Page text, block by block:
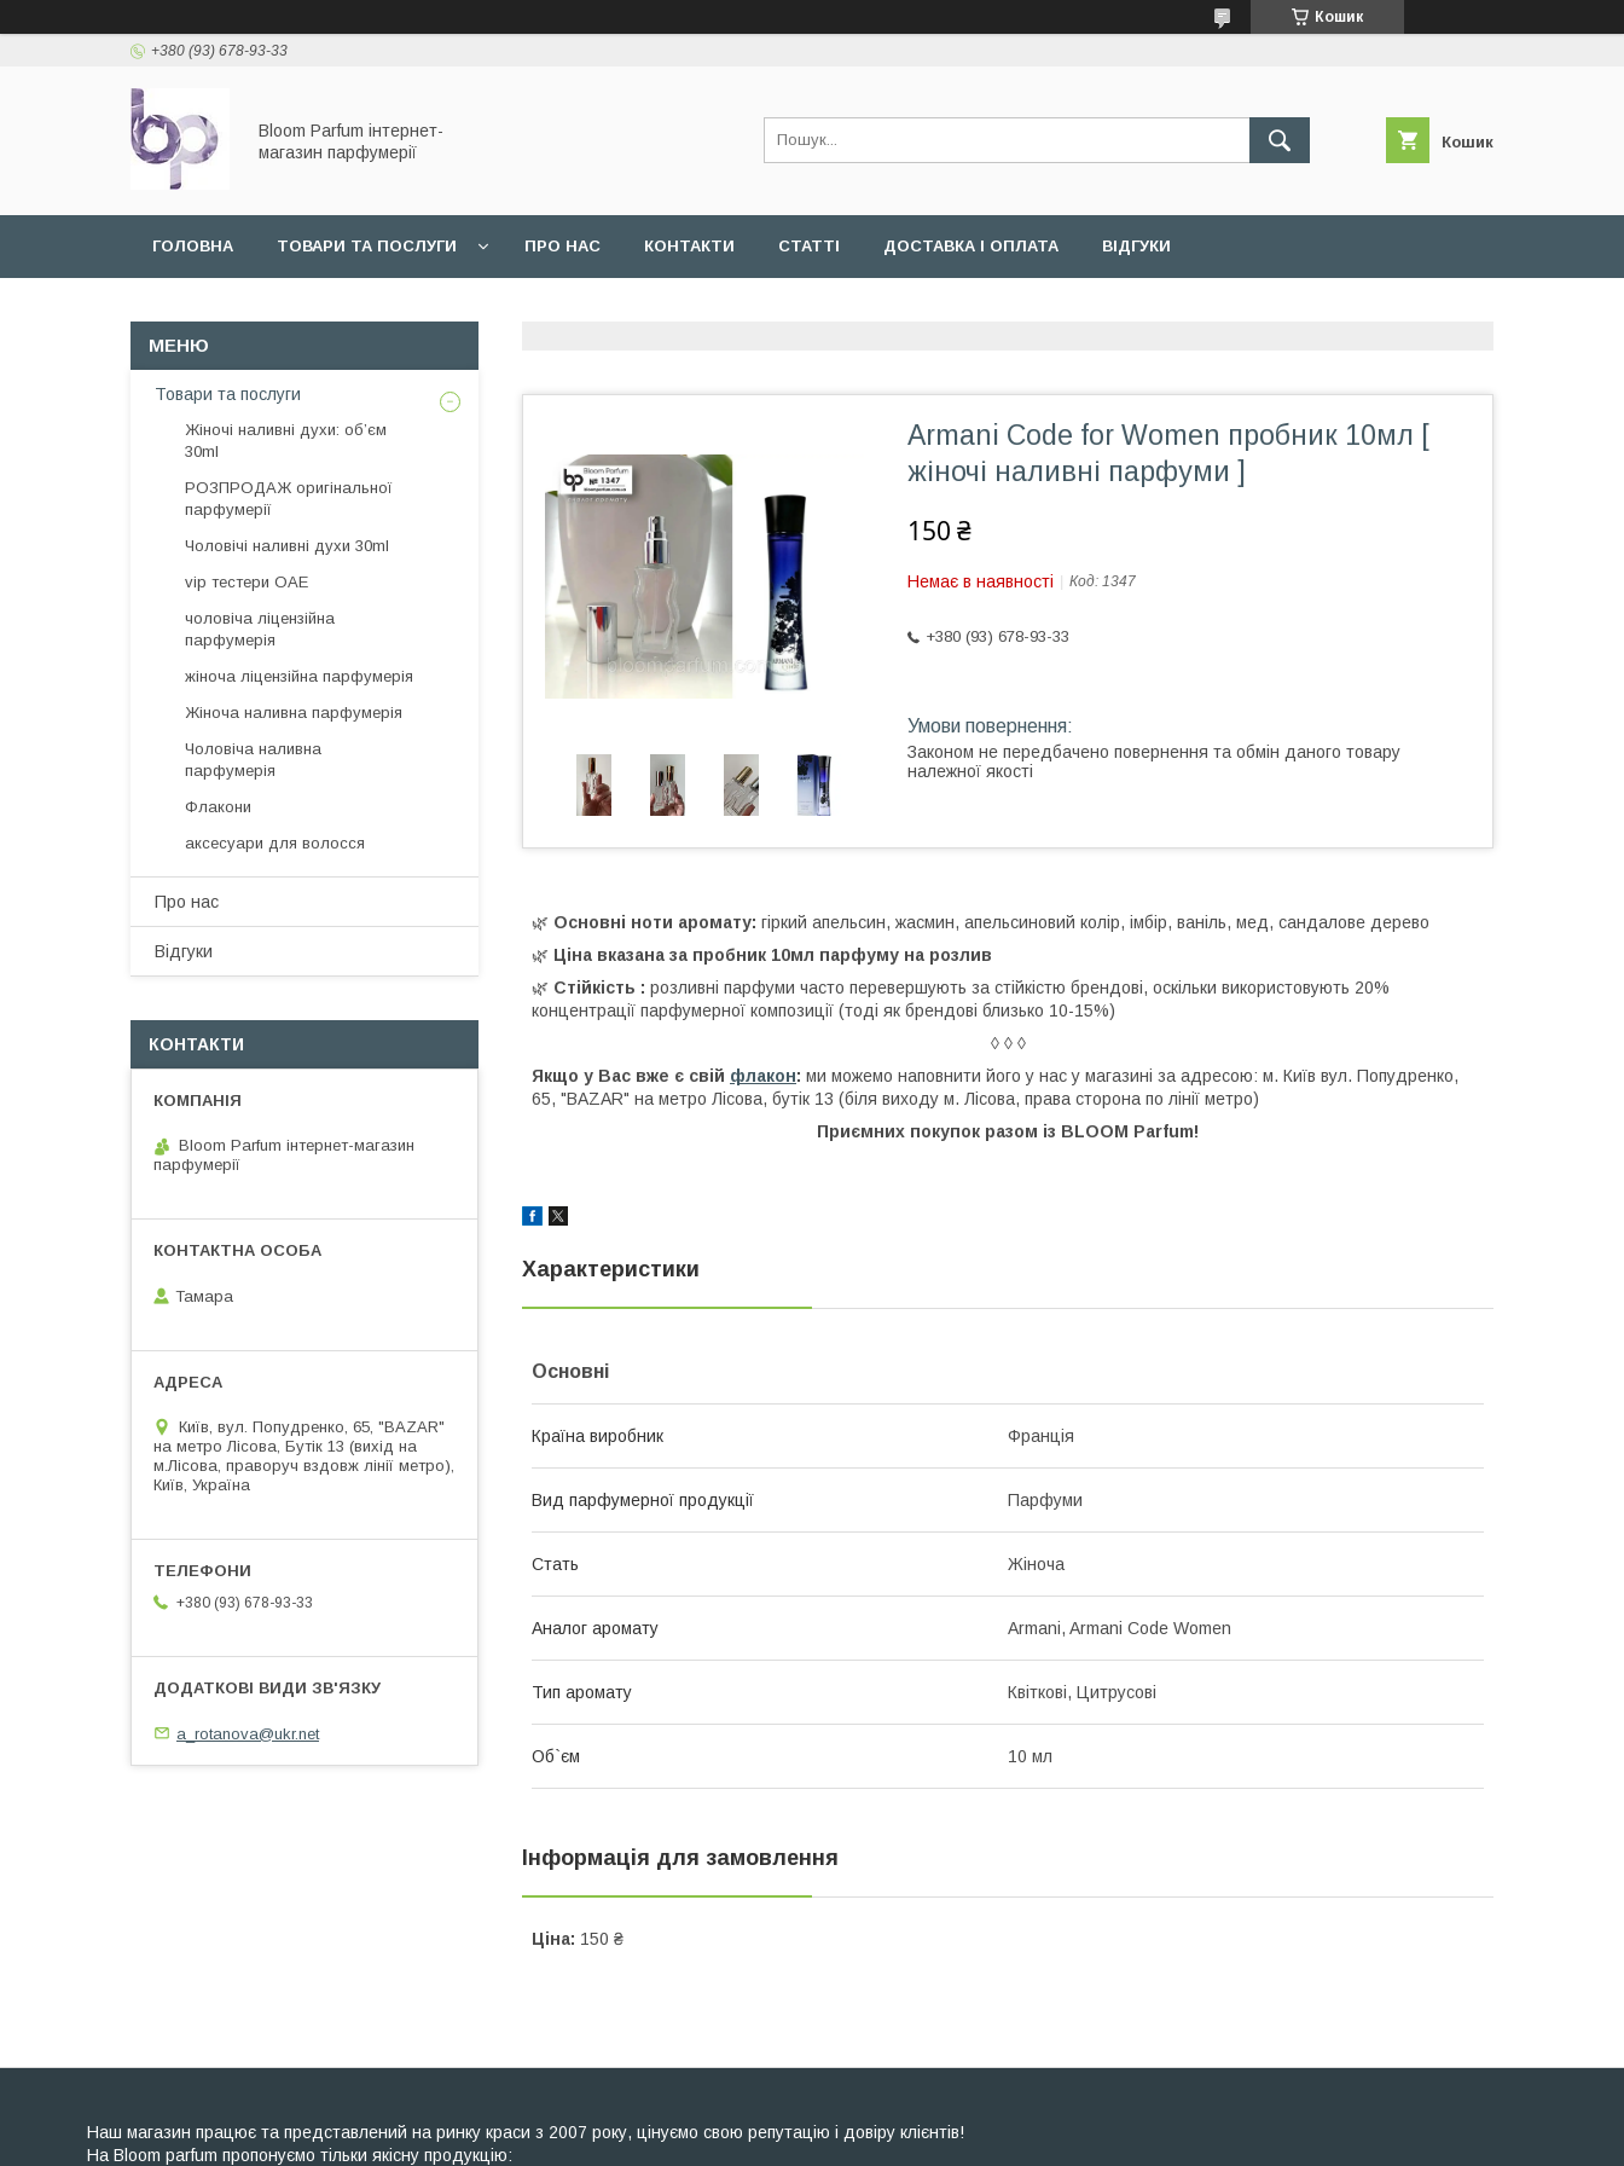
Кошик
+380 (93) 678-93-33
Bloom Parfum інтернет-
магазин парфумерії
Кошик
ГОЛОВНА ТОВАРИ ТА ПОСЛУГИ ПРО НАС КОНТАКТИ СТАТТІ ДОСТАВКА І ОПЛАТА ВІДГУКИ
Armani Code for Women пробник 10мл [
жіночі наливні парфуми ]
150 ₴
Немає в наявності Код: 1347
+380 (93) 678-93-33
Законом не передбачено повернення та обмін даного товару
належної якості
🌿 Основні ноти аромату: гіркий апельсин, жасмин, апельсиновий колір, імбір, ваніль, мед, сандалове дерево
🌿 Ціна вказана за пробник 10мл парфуму на розлив
🌿 Стійкість : розливні парфуми часто перевершують за стійкістю брендові, оскільки використовують 20%
концентрації парфумерної композиції (тоді як брендові близько 10-15%)
◊ ◊ ◊
Якщо у Вас вже є свій флакон: ми можемо наповнити його у нас у магазині за адресою: м. Київ вул. Попудренко,
65, "BAZAR" на метро Лісова, бутік 13 (біля виходу м. Лісова, права сторона по лінії метро)
Приємних покупок разом із BLOOM Parfum!
Характеристики
Основні
Країна виробник Франція
Вид парфумерної продукції Парфуми
Стать Жіноча
Аналог аромату Armani, Armani Code Women
Тип аромату Квіткові, Цитрусові
Об`єм 10 мл
Інформація для замовлення
Ціна: 150 ₴
Товари та послуги
Жіночі наливні духи: об’єм
30ml
РОЗПРОДАЖ оригінальної
парфумерії
Чоловічі наливні духи 30ml
vip тестери ОАЕ
чоловіча ліцензійна
парфумерія
жіноча ліцензійна парфумерія
Жіноча наливна парфумерія
Чоловіча наливна
парфумерія
Флакони
аксесуари для волосся
Про нас
Відгуки
КОНТАКТИ
Bloom Parfum інтернет-магазин
парфумерії
Тамара
Київ, вул. Попудренко, 65, "BAZAR"
на метро Лісова, Бутік 13 (вихід на
м.Лісова, праворуч вздовж лінії метро),
Київ, Україна
+380 (93) 678-93-33
a_rotanova@ukr.net
Наш магазин працює та представлений на ринку краси з 2007 року, цінуємо свою репутацію і довіру клієнтів!
На Bloom parfum пропонуємо тільки якісну продукцію: